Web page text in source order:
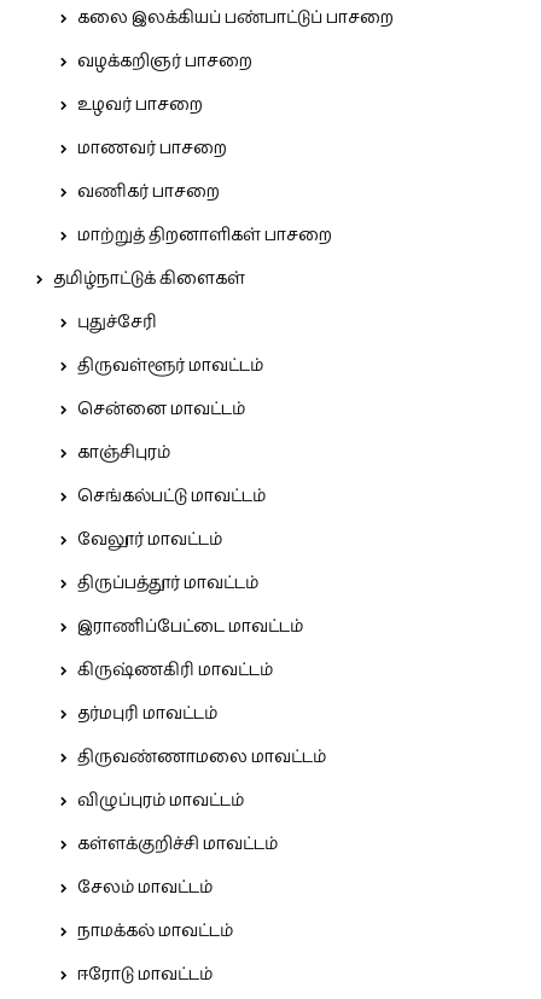
கலை இலக்கியப் பண்பாட்டுப் பாசறை
வழக்கறிஞர் பாசறை
உழவர் பாசறை
மாணவர் பாசறை
வணிகர் பாசறை
மாற்றுத் திறனாளிகள் பாசறை
தமிழ்நாட்டுக் கிளைகள்
புதுச்சேரி
திருவள்ளூர் மாவட்டம்
சென்னை மாவட்டம்
காஞ்சிபுரம்
செங்கல்பட்டு மாவட்டம்
வேலூர் மாவட்டம்
திருப்பத்தூர் மாவட்டம்
இராணிப்பேட்டை மாவட்டம்
கிருஷ்ணகிரி மாவட்டம்
தர்மபுரி மாவட்டம்
திருவண்ணாமலை மாவட்டம்
விழுப்புரம் மாவட்டம்
கள்ளக்குறிச்சி மாவட்டம்
சேலம் மாவட்டம்
நாமக்கல் மாவட்டம்
ஈரோடு மாவட்டம்